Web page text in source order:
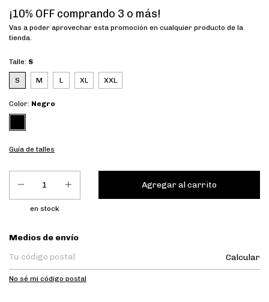
¡10% OFF comprando 3 o más!
Vas a poder aprovechar esta promoción en cualquier producto de la
tienda.
Talle: S
S M L XL XXL
Color: Negro
Guía de talles
en stock
Entregas para el CP:
Medios de envío
Calcular
No sé mi código postal